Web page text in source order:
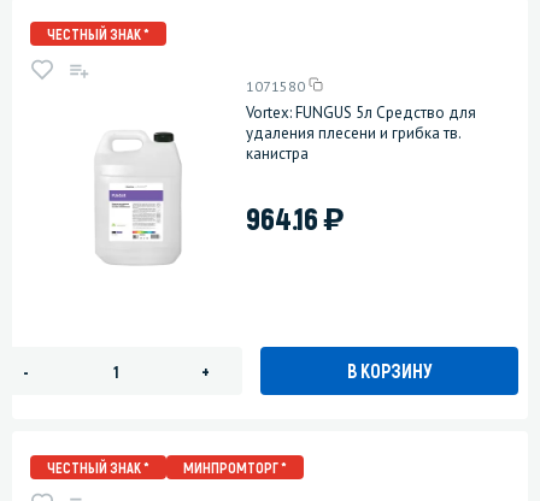
ЧЕСТНЫЙ ЗНАК *
1071580
Vortex: FUNGUS 5л Средство для
удаления плесени и грибка тв.
канистра
964.16)
- + В КОРЗИНУ
ЧЕСТНЫЙ ЗНАК * МИНПРОМТОРГ *